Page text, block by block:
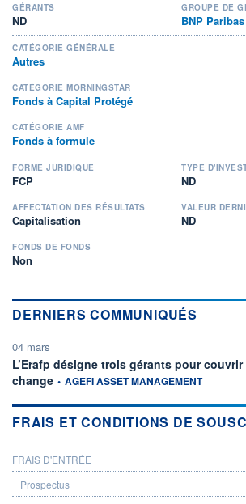
GÉRANTS
ND
GROUPE DE
BNP Paribas
CATÉGORIE GÉNÉRALE
Autres
CATÉGORIE MORNINGSTAR
Fonds à Capital Protégé
CATÉGORIE AMF
Fonds à formule
FORME JURIDIQUE
FCP
TYPE
ND
AFFECTATION DES RÉSULTATS
Capitalisation
VALEUR
ND
FONDS DE FONDS
Non
DERNIERS COMMUNIQUÉS
04 mars
L’Erafp désigne trois gérants pour
change information fournie par
• AGEFI ASSET MANAGEMENT
FRAIS ET CONDITIONS DE
PROSPECTUS
FRAIS D'ENTRÉE